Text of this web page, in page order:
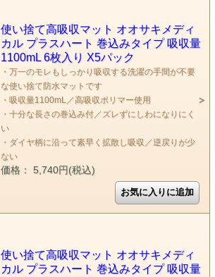
使い捨て高吸収マット オオサキメディ
カル プラスハート 巻込みタイプ 吸収量
1100mL 6枚入り X5パック
・万一のモレもしっかり吸収する洗濯の手間が不要
な使い捨て防水マットです
・吸収量1100mL／高吸収ポリマー使用
・十分な長さの巻込み付／ズレずにしわになりにく
い
・ダイヤ柄に沿って素早く拡散し吸収／逆戻りが少
ない
価格： 5,740円(税込)
使い捨て高吸収マット オオサキメディ
カル プラスハート 巻込みタイプ 吸収量